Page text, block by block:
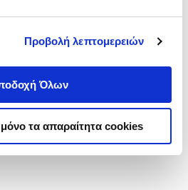
Προβολή λεπτομερειών
Όλων
τα απαραίτητα cookies